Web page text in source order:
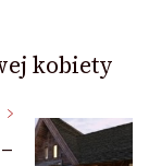
kobiety